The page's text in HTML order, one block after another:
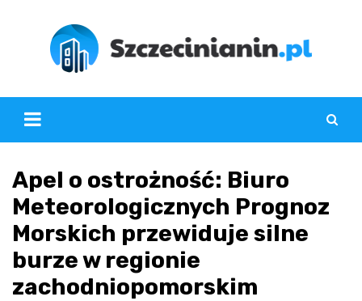
Apel o ostrożność: Biuro
Meteorologicznych Prognoz
Morskich przewiduje silne
burze w regionie
zachodniopomorskim